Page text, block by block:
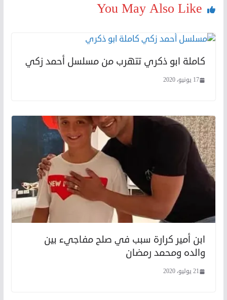
You May Also Like
كاملة ابو ذكري تتهرب من مسلسل أحمد زكي
17 يونيو، 2020
ابن أمير كرارة سبب في صلح مفاجيء بين
والده ومحمد رمضان
21 يوليو، 2020